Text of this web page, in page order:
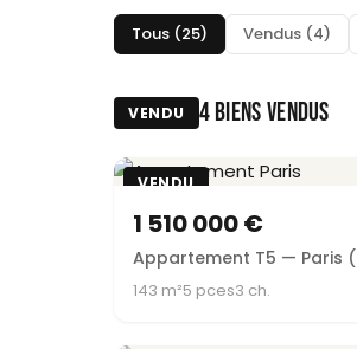
Tous (25) Vendus (4)
VENDU 4 BIENS VENDUS
VENDU
1 510 000 €
Appartement T5 — Paris
143 m²5 pces3 ch.